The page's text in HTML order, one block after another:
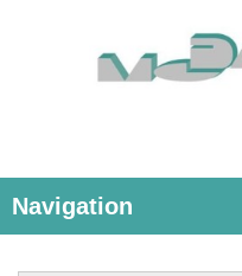
Navigation